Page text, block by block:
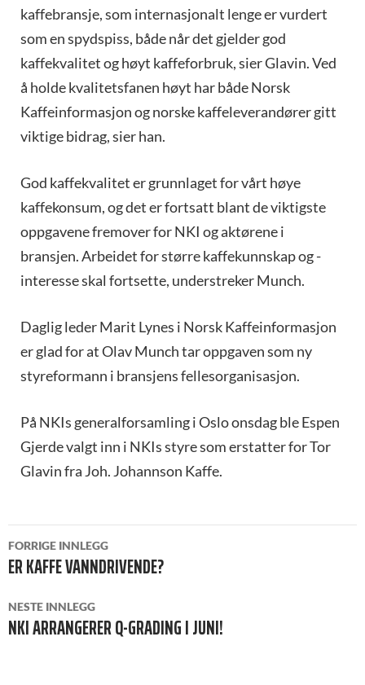
kaffebransje, som internasjonalt lenge er vurdert
som en spydspiss, både når det gjelder god
kaffekvalitet og høyt kaffeforbruk, sier Glavin. Ved
å holde kvalitetsfanen høyt har både Norsk
Kaffeinformasjon og norske kaffeleverandører gitt
viktige bidrag, sier han.
God kaffekvalitet er grunnlaget for vårt høye
kaffekonsum, og det er fortsatt blant de viktigste
oppgavene fremover for NKI og aktørene i
bransjen. Arbeidet for større kaffekunnskap og -
interesse skal fortsette, understreker Munch.
Daglig leder Marit Lynes i Norsk Kaffeinformasjon
er glad for at Olav Munch tar oppgaven som ny
styreformann i bransjens fellesorganisasjon.
På NKIs generalforsamling i Oslo onsdag ble Espen
Gjerde valgt inn i NKIs styre som erstatter for Tor
Glavin fra Joh. Johannson Kaffe.
INNLEGGSNAVIGASJON
FORRIGE INNLEGG
ER KAFFE VANNDRIVENDE?
NESTE INNLEGG
NKI ARRANGERER Q-GRADING I JUNI!